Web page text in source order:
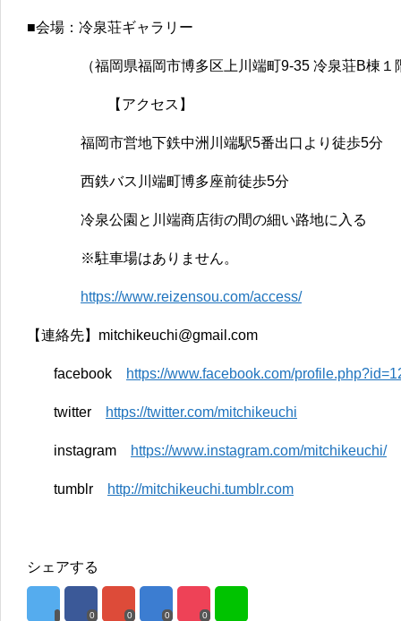
■会場：冷泉荘ギャラリー
（福岡県福岡市博多区上川端町9-35 冷泉荘B棟１
【アクセス】
福岡市営地下鉄中洲川端駅5番出口より徒歩5分
西鉄バス川端町博多座前徒歩5分
冷泉公園と川端商店街の間の細い路地に入る
※駐車場はありません。
https://www.reizensou.com/access/
【連絡先】mitchikeuchi@gmail.com
facebook https://www.facebook.com/
twitter https://twitter.com/mitchikeuchi
instagram https://www.instagram.com/mitchikeuchi/
tumblr http://mitchikeuchi.tumblr.com
シェアする
0 0 0 0